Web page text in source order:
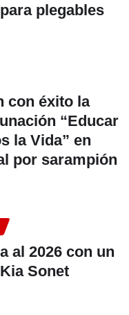
plegables
con éxito la
“Educar
la Vida” en
por sarampión
al 2026 con un
Sonet